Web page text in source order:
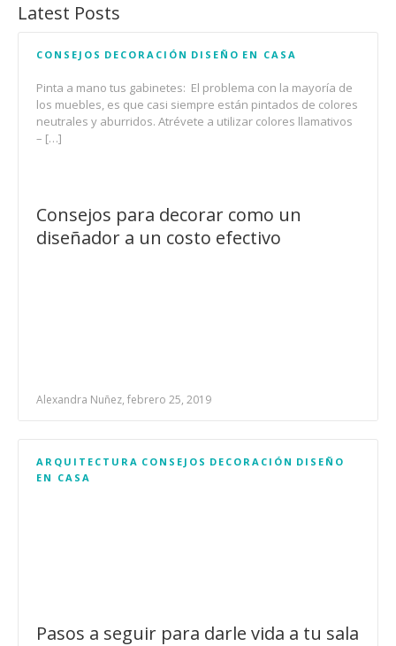
Latest Posts
CONSEJOS DECORACIÓN DISEÑO EN CASA
Consejos para decorar como un
diseñador a un costo efectivo
Pinta a mano tus gabinetes: El problema con la mayoría de
los muebles, es que casi siempre están pintados de colores
neutrales y aburridos. Atrévete a utilizar colores llamativos
– […]
Alexandra Nuñez, febrero 25, 2019
ARQUITECTURA CONSEJOS DECORACIÓN DISEÑO
EN CASA
Pasos a seguir para darle vida a tu sala